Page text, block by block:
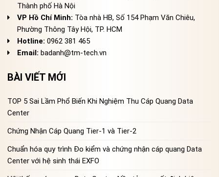
Thành phố Hà Nội
VP Hồ Chí Minh: Tòa nhà HB, Số 154 Phạm Văn Chiêu,
Phường Thông Tây Hội, TP. HCM
Hotline: 0962 381 465
Email: badanh@tm-tech.vn
BÀI VIẾT MỚI
TOP 5 Sai Lầm Phổ Biến Khi Nghiệm Thu Cáp Quang Data
Center
Chứng Nhận Cáp Quang Tier-1 và Tier-2
Chuẩn hóa quy trình Đo kiểm và chứng nhận cáp quang Data
Center với hệ sinh thái EXFO